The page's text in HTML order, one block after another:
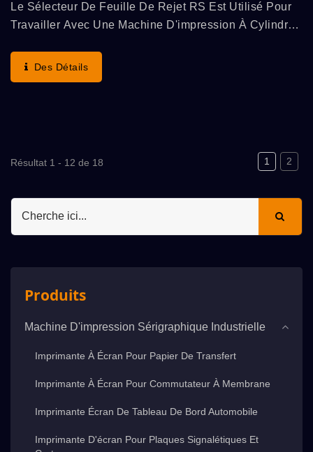
Le Sélecteur De Feuille De Rejet RS Est Utilisé Pour
Travailler Avec Une Machine D'impression À Cylindre
Fonctionne En Synchronisation, Dévie Les Feuilles...
Des Détails
Résultat 1 - 12 de 18 1 2
Produits
Machine D'impression Sérigraphique Industrielle
Imprimante À Écran Pour Papier De Transfert
Imprimante À Écran Pour Commutateur À Membrane
Imprimante Écran De Tableau De Bord Automobile
Imprimante D'écran Pour Plaques Signalétiques Et